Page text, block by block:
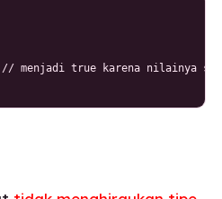
menjadi true karena nilainya